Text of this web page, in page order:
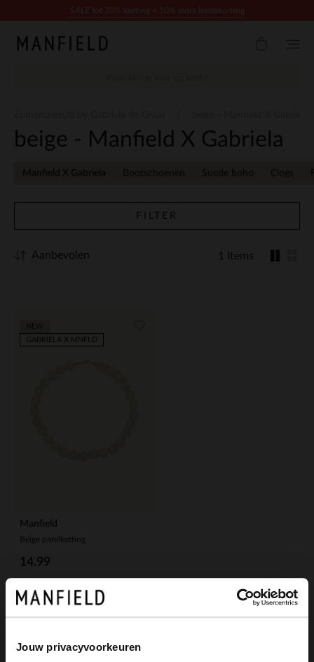
Jouw privacyvoorkeuren
beige - Manfield X Gabriela
Manfield X Gabriela Bootschoenen Suede boho Clogs
FILTER
1 Items
Aanbevolen
Manfield
Beige parelketting
14.99
GABRIELA X MNFLD